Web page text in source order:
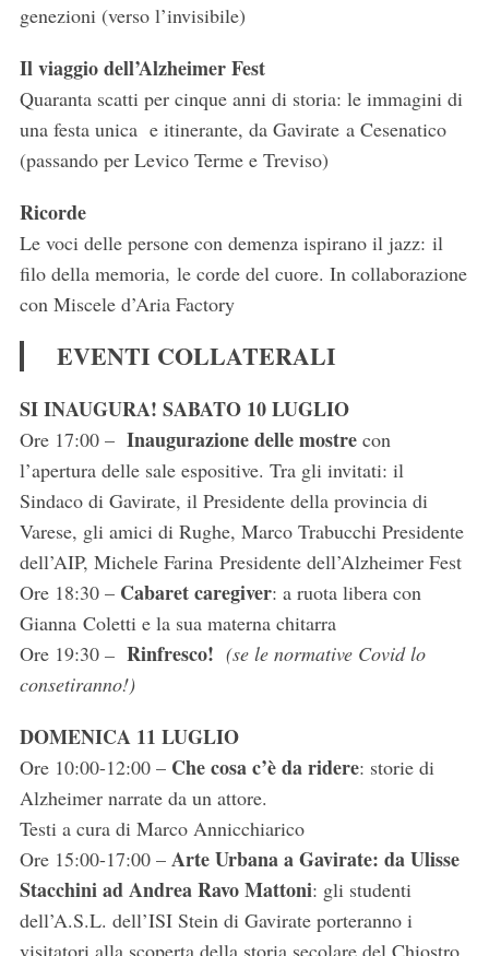
genezioni (verso l’invisibile)
Il viaggio dell’Alzheimer Fest
Quaranta scatti per cinque anni di storia: le immagini di
una festa unica e itinerante, da Gavirate a Cesenatico
(passando per Levico Terme e Treviso)
Ricorde
Le voci delle persone con demenza ispirano il jazz: il
filo della memoria, le corde del cuore. In collaborazione
con Miscele d’Aria Factory
EVENTI COLLATERALI
SI INAUGURA! SABATO 10 LUGLIO
Ore 17:00 – Inaugurazione delle mostrecon
l’apertura delle sale espositive. Tra gli invitati: il
Sindaco di Gavirate, il Presidente della provincia di
Varese, gli amici di Rughe, Marco Trabucchi Presidente
dell’AIP, Michele Farina Presidente dell’Alzheimer Fest
Ore 18:30 – Cabaret caregiver: a ruota libera con
Gianna Coletti e la sua materna chitarra
Ore 19:30 – Rinfresco! (se le normative Covid lo
consetiranno!)
DOMENICA 11 LUGLIO
Ore 10:00-12:00 – Che cosa c’è da ridere: storie di
Alzheimer narrate da un attore.
Testi a cura di Marco Annicchiarico
Ore 15:00-17:00 – Arte Urbana a Gavirate: da Ulisse
Stacchini ad Andrea Ravo Mattoni: gli studenti
dell’A.S.L. dell’ISI Stein di Gavirate porteranno i